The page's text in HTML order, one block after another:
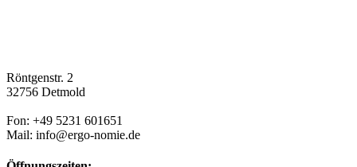
Röntgenstr. 2
32756 Detmold
Fon: +49 5231 601651
Mail: info@ergo-nomie.de